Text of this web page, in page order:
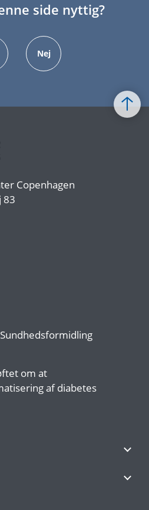
side nyttig?
Nej
Copenhagen
83
om at
af diabetes